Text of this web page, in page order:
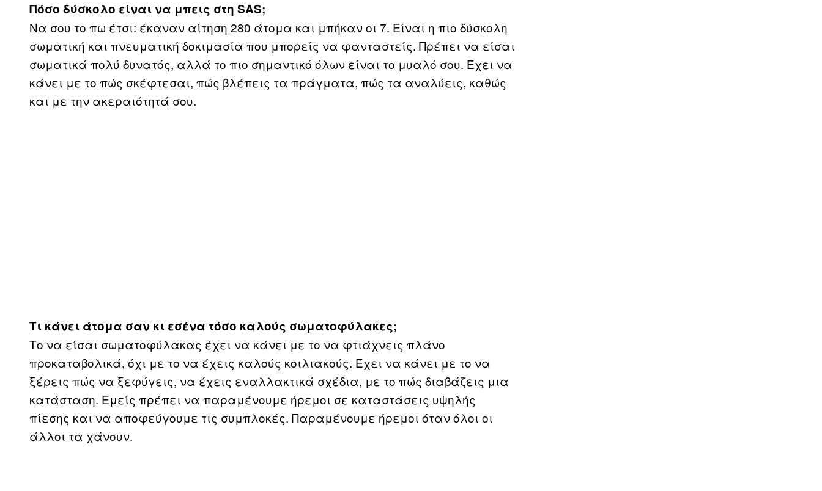
Πόσο δύσκολο είναι να μπεις στη SAS;
Να σου το πω έτσι: έκαναν αίτηση 280 άτομα και μπήκαν οι 7. Είναι η πιο δύσκολη
σωματική και πνευματική δοκιμασία που μπορείς να φανταστείς. Πρέπει να είσαι
σωματικά πολύ δυνατός, αλλά το πιο σημαντικό όλων είναι το μυαλό σου. Έχει να
κάνει με το πώς σκέφτεσαι, πώς βλέπεις τα πράγματα, πώς τα αναλύεις, καθώς
και με την ακεραιότητά σου.
Τι κάνει άτομα σαν κι εσένα τόσο καλούς σωματοφύλακες;
Το να είσαι σωματοφύλακας έχει να κάνει με το να φτιάχνεις πλάνο
προκαταβολικά, όχι με το να έχεις καλούς κοιλιακούς. Έχει να κάνει με το να
ξέρεις πώς να ξεφύγεις, να έχεις εναλλακτικά σχέδια, με το πώς διαβάζεις μια
κατάσταση. Εμείς πρέπει να παραμένουμε ήρεμοι σε καταστάσεις υψηλής
πίεσης και να αποφεύγουμε τις συμπλοκές. Παραμένουμε ήρεμοι όταν όλοι οι
άλλοι τα χάνουν.